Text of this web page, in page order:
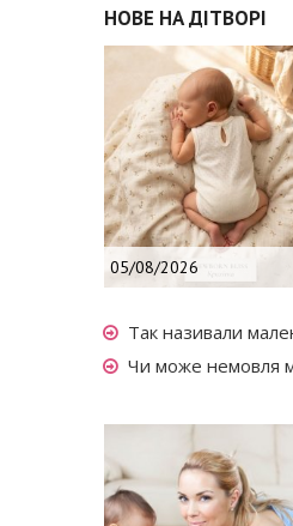
НОВЕ НА ДІТВОРІ
05/08/2026
Так називали
Чи може немовля